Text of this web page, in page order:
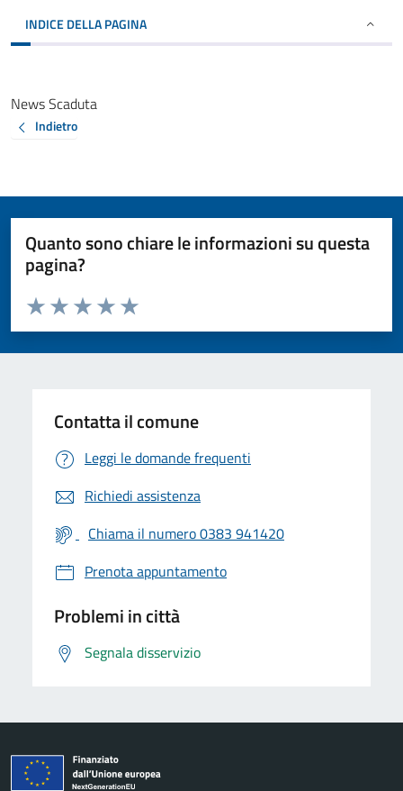
INDICE DELLA PAGINA
News Scaduta
Indietro
Quanto sono chiare le informazioni su questa
pagina?
Valuta da 1 a 5 stelle la pagina
Valuta 5 stelle su 5
Valuta 4 stelle su 5
Valuta 3 stelle su 5
Valuta 2 stelle su 5
Valuta 1 stelle su 5
Contatta il comune
Leggi le domande frequenti
Richiedi assistenza
Chiama il numero 0383 941420
Prenota appuntamento
Problemi in città
Segnala disservizio